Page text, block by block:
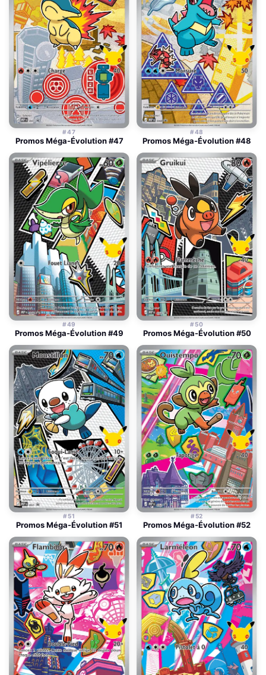
#47
Promos Méga-Évolution #47
#48
Promos Méga-Évolution #48
#49
Promos Méga-Évolution #49
#50
Promos Méga-Évolution #50
#51
Promos Méga-Évolution #51
#52
Promos Méga-Évolution #52